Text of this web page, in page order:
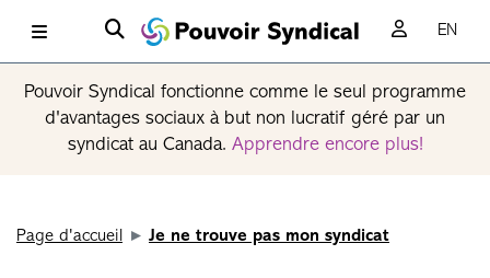
EN
Pouvoir Syndical fonctionne comme le seul programme
d'avantages sociaux à but non lucratif géré par un
syndicat au Canada. Apprendre encore plus!
Page d'accueil Je ne trouve pas mon syndicat